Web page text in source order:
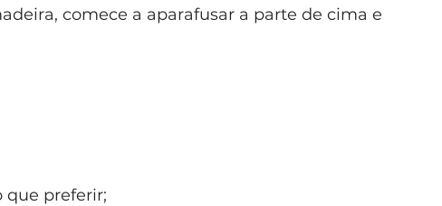
comece a aparafusar a parte de cima e
que preferir;